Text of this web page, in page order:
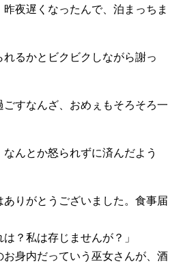
昨夜遅くなったんで、泊まっちま
るかとビクビクしながら謝っ
ごすなんざ、おめぇもそろそろ一
んとか怒られずに済んだよう
ありがとうございました。食事届
？私は存じませんが？」
お身内だっていう巫女さんが、酒